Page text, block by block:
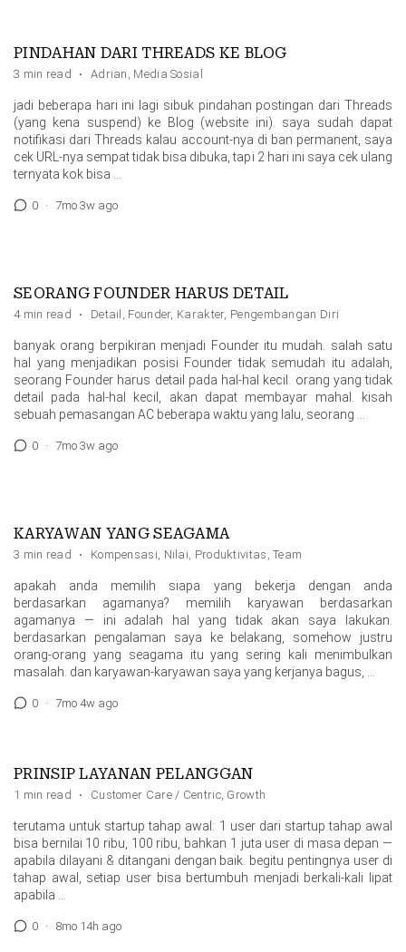
PINDAHAN DARI THREADS KE BLOG
3 min read · Adrian , Media Sosial
jadi beberapa hari ini lagi sibuk pindahan postingan dari Threads
(yang kena suspend) ke Blog (website ini). saya sudah dapat
notifikasi dari Threads kalau account-nya di ban permanent, saya
cek URL-nya sempat tidak bisa dibuka, tapi 2 hari ini saya cek ulang
ternyata kok bisa …
0 · 7mo 3w ago
SEORANG FOUNDER HARUS DETAIL
4 min read · Detail , Founder, Karakter, Pengembangan Diri
banyak orang berpikiran menjadi Founder itu mudah. salah satu
hal yang menjadikan posisi Founder tidak semudah itu adalah,
seorang Founder harus detail pada hal-hal kecil. orang yang tidak
detail pada hal-hal kecil, akan dapat membayar mahal. kisah
sebuah pemasangan AC beberapa waktu yang lalu, seorang …
0 · 7mo 3w ago
KARYAWAN YANG SEAGAMA
3 min read · Kompensasi, Nilai, Produktivitas ,Team
apakah anda memilih siapa yang bekerja dengan anda
berdasarkan agamanya? memilih karyawan berdasarkan
agamanya — ini adalah hal yang tidak akan saya lakukan.
berdasarkan pengalaman saya ke belakang, somehow justru
orang-orang yang seagama itu yang sering kali menimbulkan
masalah. dan karyawan-karyawan saya yang kerjanya bagus, …
0 · 7mo 4w ago
PRINSIP LAYANAN PELANGGAN
1 min read · Customer Care / Centric, Growth
terutama untuk startup tahap awal: 1 user dari startup tahap awal
bisa bernilai 10 ribu, 100 ribu, bahkan 1 juta user di masa depan —
apabila dilayani & ditangani dengan baik. begitu pentingnya user di
tahap awal, setiap user bisa bertumbuh menjadi berkali-kali lipat
apabila …
0 · 8mo 14h ago